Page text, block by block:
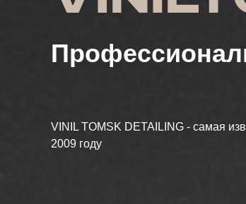
VINIL TOMSK DETAILING - самая
2009 году